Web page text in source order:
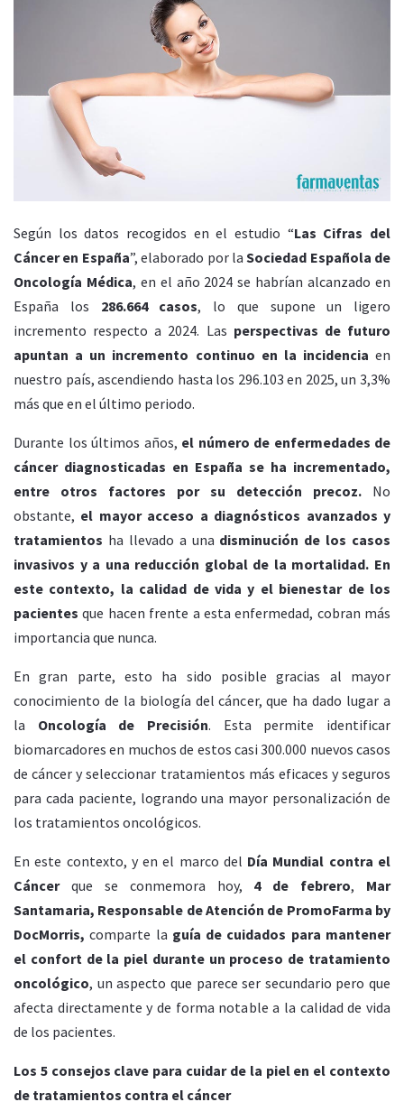
Según los datos recogidos en el estudio “Las Cifras del
Cáncer en España”, elaborado por laSociedad Española de
Oncología Médica, en el año 2024 se habrían alcanzado en
España los 286.664 casos, lo que supone un ligero
incremento respecto a 2024. Las perspectivas de futuro
apuntan a un incremento continuo en la incidencia en
nuestro país, ascendiendo hasta los 296.103 en 2025, un 3,3%
más que en el último periodo.
Durante los últimos años, el número de enfermedades de
cáncer diagnosticadas en España se ha incrementado,
entre otros factores por su detección precoz. No
obstante, el mayor acceso a diagnósticos avanzados y
tratamientos ha llevado a una disminución de los casos
invasivos y a una reducción global de la mortalidad. En
este contexto, la calidad de vida y el bienestar de los
pacientes que hacen frente a esta enfermedad, cobran más
importancia que nunca.
En gran parte, esto ha sido posible gracias al mayor
conocimiento de la biología del cáncer, que ha dado lugar a
la Oncología de Precisión. Esta permite identificar
biomarcadores en muchos de estos casi 300.000 nuevos casos
de cáncer y seleccionar tratamientos más eficaces y seguros
para cada paciente, logrando una mayor personalización de
los tratamientos oncológicos.
En este contexto, y en el marco del Día Mundial contra el
Cáncerque se conmemora hoy, 4 de febrero, Mar
Santamaria, Responsable de Atención de PromoFarma by
DocMorris, comparte la guía de cuidados para mantener
el confort de la piel durante un proceso de tratamiento
oncológico, un aspecto que parece ser secundario pero que
afecta directamente y de forma notable a la calidad de vida
de los pacientes.
Los 5 consejos clave para cuidar de la piel en el contexto
de tratamientos contra el cáncer